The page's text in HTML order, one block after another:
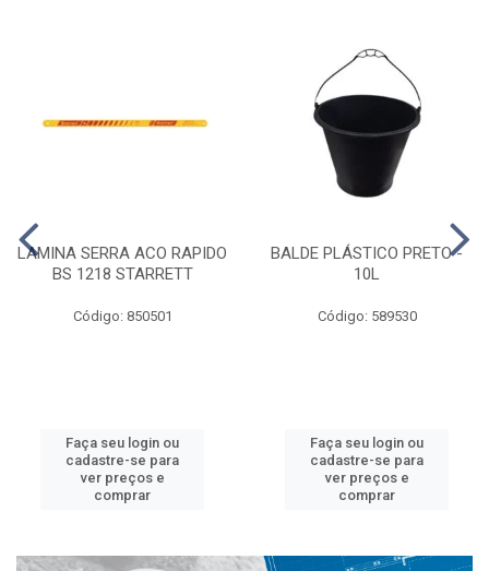
LAMINA SERRA ACO RAPIDO
BS 1218 STARRETT
Código: 850501
Faça seu login ou
cadastre-se para
ver preços e
comprar
BALDE PLÁSTICO PRETO -
10L
Código: 589530
Faça seu login ou
cadastre-se para
ver preços e
comprar